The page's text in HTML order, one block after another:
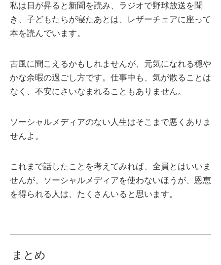
私は日が昇ると新聞を読み、ラジオで野球放送を聞
き、子どもたちが寝たあとは、レザーチェアに座って
本を読んでいます。
古風に聞こえるかもしれませんが、元気になれる穏や
かな余暇の過ごし方です。仕事中も、気が散ることは
なく、不安にさいなまれることもありません。
ソーシャルメディアのない人生はそこまで悪くありま
せんよ。
これまで話したことを考えてみれば、全員とはいいま
せんが、ソーシャルメディアを使わないほうが、恩恵
を得られる人は、たくさんいると思います。
まとめ